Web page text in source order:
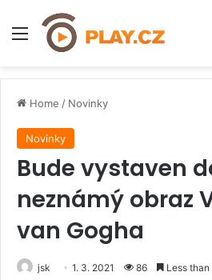
Menu
Home / Novinky
Novinky
Bude vystaven
neznámý obraz
van Gogha
jsk 1. 3. 2021 86 Less